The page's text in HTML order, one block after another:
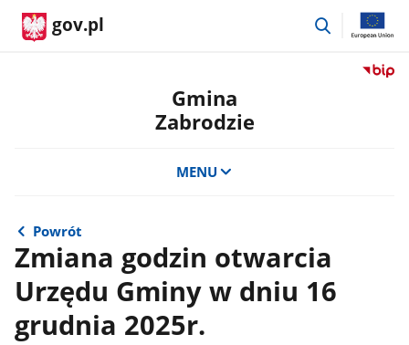
gov.pl
przejdź
Przejdź
Gmina
Zabrodzie
MENU
Powrót
Zmiana godzin otwarcia
Urzędu Gminy w dniu 16
grudnia 2025r.